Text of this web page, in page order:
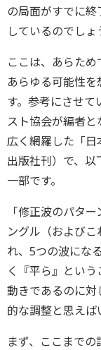
の局面がすでに
しているのでしょ
ここは、あらため
あらゆる可能性
す。参考にさせて
スト協会が編者
広く網羅した「
出版社刊）で、
一部です。
「修正波のパタ
ングル（および
れ、5つの波にな
く『平ら』とい
動きであるのに対
的な調整と思えば
まず、ここまで